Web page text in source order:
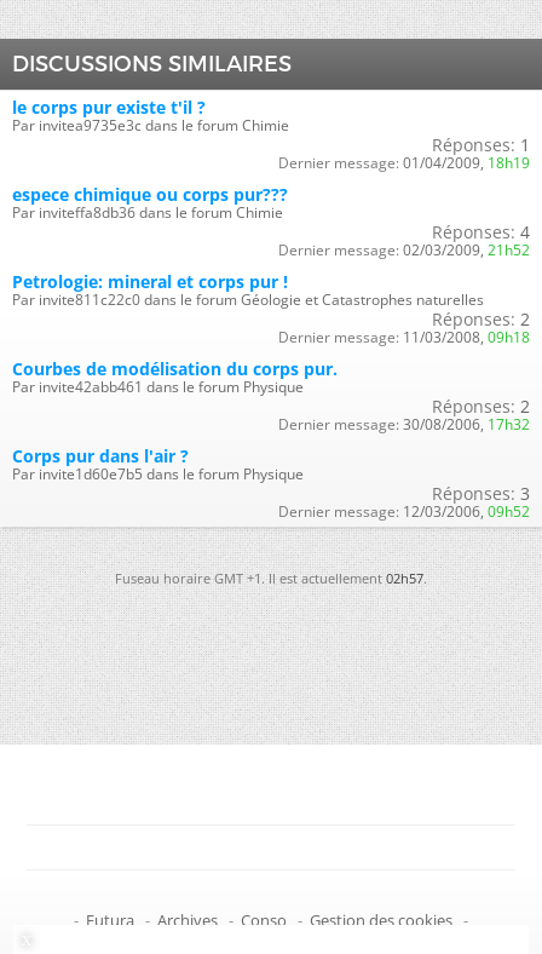
DISCUSSIONS SIMILAIRES
le corps pur existe t'il ?
Par invitea9735e3c dans le forum Chimie
Réponses: 1
Dernier message: 01/04/2009, 18h19
espece chimique ou corps pur???
Par inviteffa8db36 dans le forum Chimie
Réponses: 4
Dernier message: 02/03/2009, 21h52
Petrologie: mineral et corps pur !
Par invite811c22c0 dans le forum Géologie et Catastrophes naturelles
Réponses: 2
Dernier message: 11/03/2008, 09h18
Courbes de modélisation du corps pur.
Par invite42abb461 dans le forum Physique
Réponses: 2
Dernier message: 30/08/2006, 17h32
Corps pur dans l'air ?
Par invite1d60e7b5 dans le forum Physique
Réponses: 3
Dernier message: 12/03/2006, 09h52
Fuseau horaire GMT +1. Il est actuellement02h57.
- Futura - Archives - Conso - Gestion des cookies -